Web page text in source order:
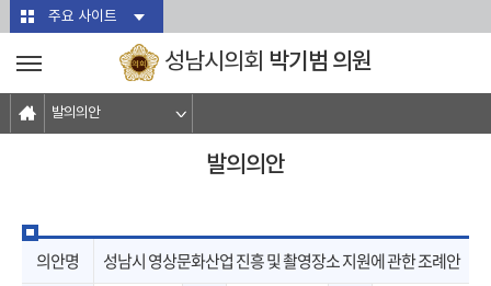
본문바로가기주요 사이트
성남시의회 박기범 의원
발의의안
발의의안
의안명 성남시 영상문화산업 진흥 및 촬영장소 지원에 관한 조례안